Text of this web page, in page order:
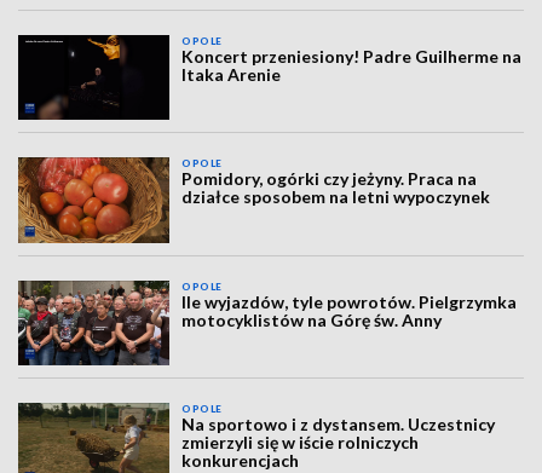
OPOLE
Koncert przeniesiony! Padre Guilherme na
Itaka Arenie
OPOLE
Pomidory, ogórki czy jeżyny. Praca na
działce sposobem na letni wypoczynek
OPOLE
Ile wyjazdów, tyle powrotów. Pielgrzymka
motocyklistów na Górę św. Anny
OPOLE
Na sportowo i z dystansem. Uczestnicy
zmierzyli się w iście rolniczych
konkurencjach